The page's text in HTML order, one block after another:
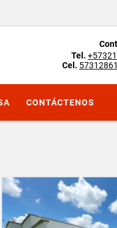
Tel.
Cel.
CONTÁCTENOS